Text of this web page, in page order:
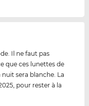
Il ne faut pas
que ces lunettes de
sera blanche. La
pour rester à la